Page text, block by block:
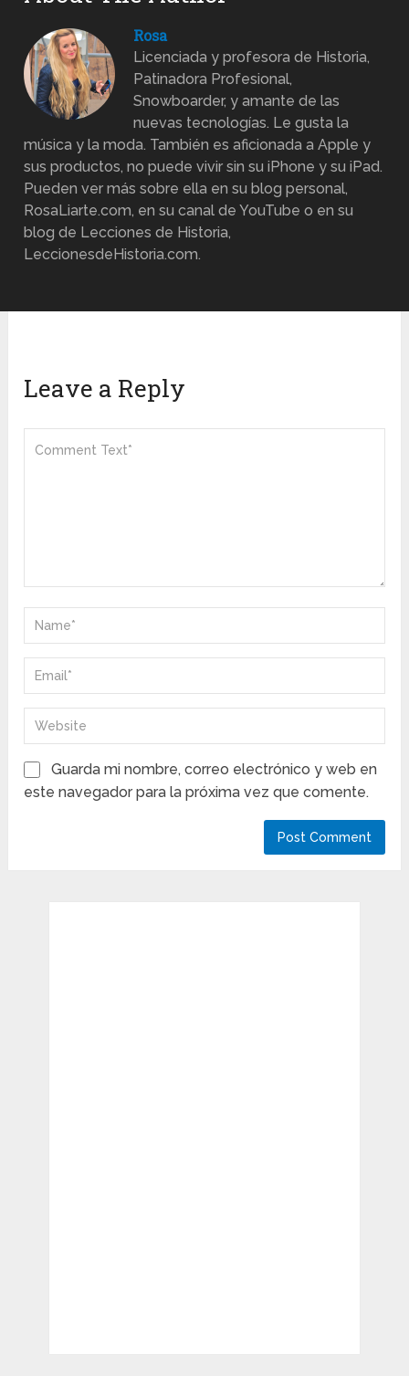
Rosa
Licenciada y profesora de Historia,
Patinadora Profesional,
Snowboarder, y amante de las
nuevas tecnologías. Le gusta la
música y la moda. También es aficionada a Apple y
sus productos, no puede vivir sin su iPhone y su iPad.
Pueden ver más sobre ella en su blog personal,
RosaLiarte.com, en su canal de YouTube o en su
blog de Lecciones de Historia,
LeccionesdeHistoria.com.
Leave a Reply
Guarda mi nombre, correo electrónico y web en
este navegador para la próxima vez que comente.